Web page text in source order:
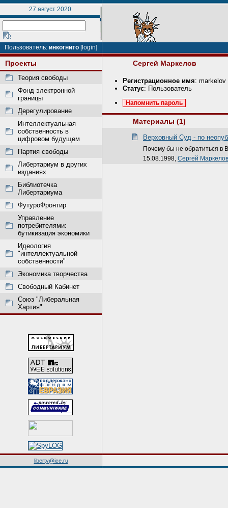
27 август 2020
Пользователь: инкогнито [login]
Проекты
Теория свободы
Фонд электронной
границы
Дерегулирование
Интеллектуальная
собственность в
цифровом будущем
Партия свободы
Либертариум в других
изданиях
Библиотечка
Либертариума
ФутуроФронтир
Управление
потребителями:
бутикизация экономики
Идеология
"интеллектуальной
собственности"
Экономика творчества
Свободный Кабинет
Союз "Либеральная
Хартия"
Сергей Маркелов
Регистрационное имя: markelov
Статус: Пользователь
Напомнить пароль
Материалы (1)
Верховный Суд - по
Почему бы не обратиться в
15.08.1998, Сергей Маркелов
liberty@ice.ru